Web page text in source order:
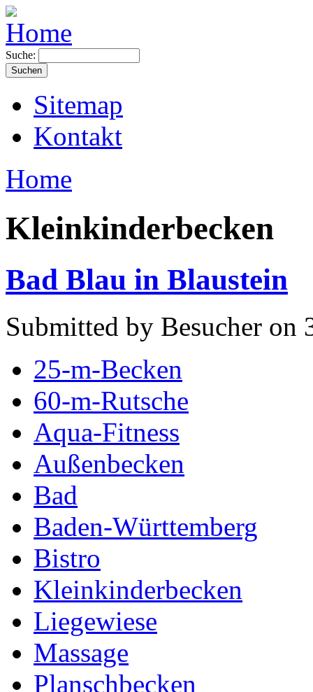
Suche:
Sitemap
Kontakt
Home
Kleinkinderbecken
Bad Blau in Blaustein
Submitted by Besucher on
25-m-Becken
60-m-Rutsche
Aqua-Fitness
Außenbecken
Bad
Baden-Württemberg
Bistro
Kleinkinderbecken
Liegewiese
Massage
Planschbecken